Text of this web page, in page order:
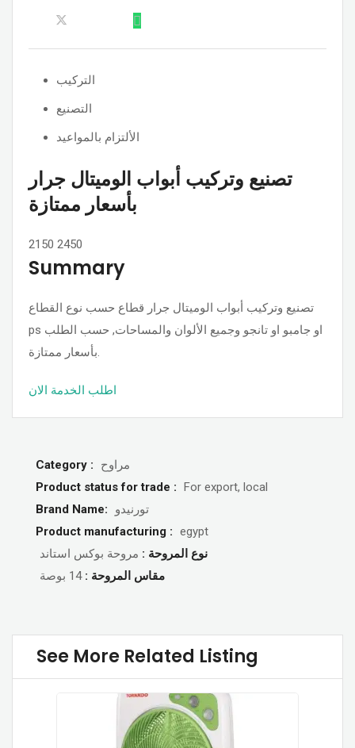
التركيب
التصنيع
الألتزام بالمواعيد
تصنيع وتركيب أبواب الوميتال جرار
بأسعار ممتازة
2150 2450
Summary
تصنيع وتركيب أبواب الوميتال جرار قطاع حسب نوع القطاع
ps او جامبو او تانجو وجميع الألوان والمساحات, حسب الطلب
بأسعار ممتازة.
اطلب الخدمة الان
Category :
مراوح
Product status for trade :
For export, local
Brand Name:
تورنيدو
Product manufacturing : egypt
نوع المروحة : مروحة بوكس استاند
مقاس المروحة :14 بوصة
See More Related Listing